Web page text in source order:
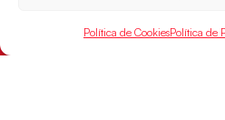
Política de CookiesPolítica de